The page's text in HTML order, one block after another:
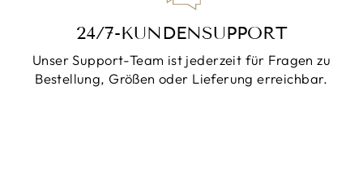
24/7-KUNDENSUPPORT
Unser Support-Team ist jederzeit für Fragen zu
Bestellung, Größen oder Lieferung erreichbar.